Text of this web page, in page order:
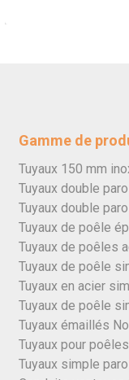
Gamme de
Tuyaux 150 mm
Tuyaux double
Tuyaux double
Tuyaux de poêle
Tuyaux de poêles
Tuyaux de poêle
Tuyaux en acier
Tuyaux de poêle
Tuyaux émaillés
Tuyaux pour
Tuyaux simple